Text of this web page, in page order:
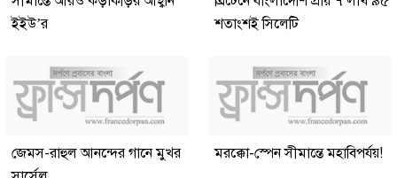
ইইউ’র
শতাংশই সিলেটি
জেমস-রাহুল আনন্দের গানে মুখর
মরক্কো-স্পেন সীমান্তে মহাবিপর্যয়!